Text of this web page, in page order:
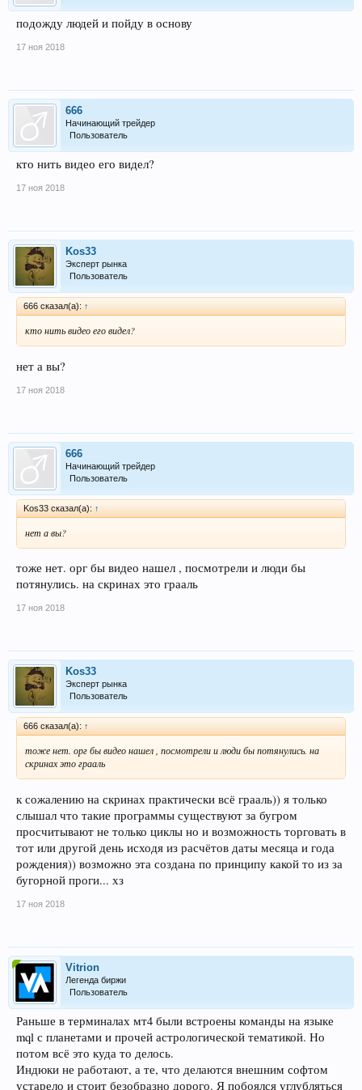
подожду людей и пойду в основу
17 ноя 2018
666
Начинающий трейдер
Пользователь
кто нить видео его видел?
17 ноя 2018
Kos33
Эксперт рынка
Пользователь
666 сказал(а): ↑
кто нить видео его видел?
нет а вы?
17 ноя 2018
666
Начинающий трейдер
Пользователь
Kos33 сказал(а): ↑
нет а вы?
тоже нет. орг бы видео нашел , посмотрели и люди бы
потянулись. на скринах это грааль
17 ноя 2018
Kos33
Эксперт рынка
Пользователь
666 сказал(а): ↑
тоже нет. орг бы видео нашел , посмотрели и люди бы потянулись. на
скринах это грааль
к сожалению на скринах практически всё грааль)) я только
слышал что такие программы существуют за бугром
просчитывают не только циклы но и возможность торговать в
тот или другой день исходя из расчётов даты месяца и года
рождения)) возможно эта создана по принципу какой то из за
бугорной проги... хз
17 ноя 2018
Vitrion
Легенда биржи
Пользователь
Раньше в терминалах мт4 были встроены команды на языке
mql с планетами и прочей астрологической тематикой. Но
потом всё это куда то делось.
Индюки не работают, а те, что делаются внешним софтом
устарело и стоит безобразно дорого. Я побоялся углубляться